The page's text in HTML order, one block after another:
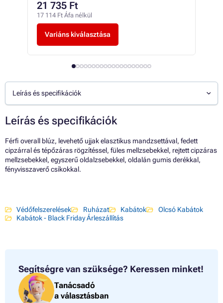
21 735 Ft
17 114 Ft Áfa nélkül
Variáns kiválasztása
Leírás és specifikációk
Leírás és specifikációk
Férfi overall blúz, levehető ujjak elasztikus mandzsettával, fedett
cipzárral és tépőzáras rögzítéssel, füles mellzsebekkel, rejtett cipzáras
mellzsebekkel, egyszerű oldalzsebekkel, oldalán gumis derékkal,
fényvisszaverő csíkokkal.
Védőfelszerelések Ruházat Kabátok
Olcsó Kabátok
Kabátok - Black Friday Árleszállítás
Segítségre van szüksége? Keressen minket!
Tanácsadó
a választásban